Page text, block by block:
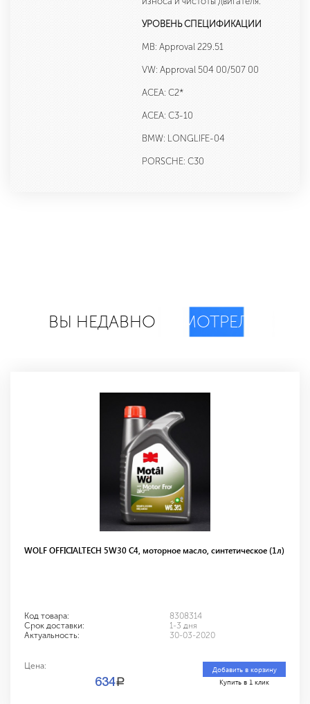
УРОВЕНЬ СПЕЦИФИКАЦИИ
MB: Approval 229.51
VW: Approval 504 00/507 00
ACEA: C2*
ACEA: C3-10
BMW: LONGLIFE-04
PORSCHE: C30
ВЫ НЕДАВНО СМОТРЕЛИ
WOLF OFFICIALTECH 5W30 С4, моторное масло, синтетическое (1л)
Код товара:
8308314
Срок доставки:
1-3 дня
Актуальность:
30-03-2020
Цена:
634a
Добавить в корзину
Купить в 1 клик